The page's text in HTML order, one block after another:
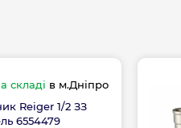
складі в м.Дніпро
Reiger 1/2 ЗЗ
6554479